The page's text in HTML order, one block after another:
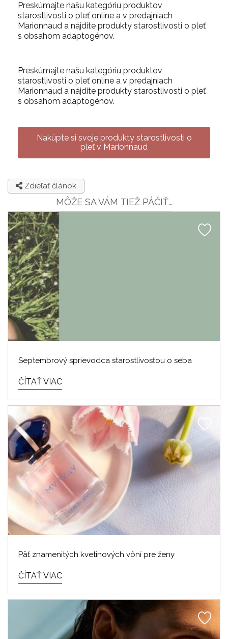
Preskúmajte našu kategóriu produktov
starostlivosti o pleť online a v predajniach
Marionnaud a nájdite produkty starostlivosti o pleť
s obsahom adaptogénov.
Preskúmajte našu kategóriu produktov
starostlivosti o pleť online a v predajniach
Marionnaud a nájdite produkty starostlivosti o pleť
s obsahom adaptogénov.
Nakúpte si svoje produkty starostlivosti o
pleť v Marionnaud
Zdieľať článok
MÔŽE SA VÁM TIEŽ PÁČIŤ…
Septembrový sprievodca starostlivosťou o seba
ČÍTAŤ VIAC
Päť znamenitých kvetinových vôní pre ženy
ČÍTAŤ VIAC